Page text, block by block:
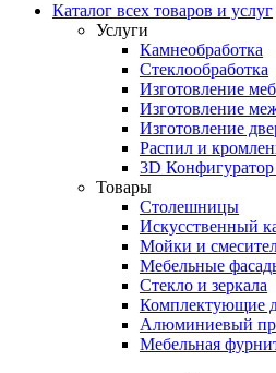
Каталог всех товаров и услуг
Услуги
Камнеобработка
Стеклообработка
Изготовление
Изготовление
Изготовление
Распил и
3D
Товары
Столешницы
Искусственный
Мойки и
Мебельные
Стекло и зеркала
Комплектующие
Алюминиевый
Мебельная